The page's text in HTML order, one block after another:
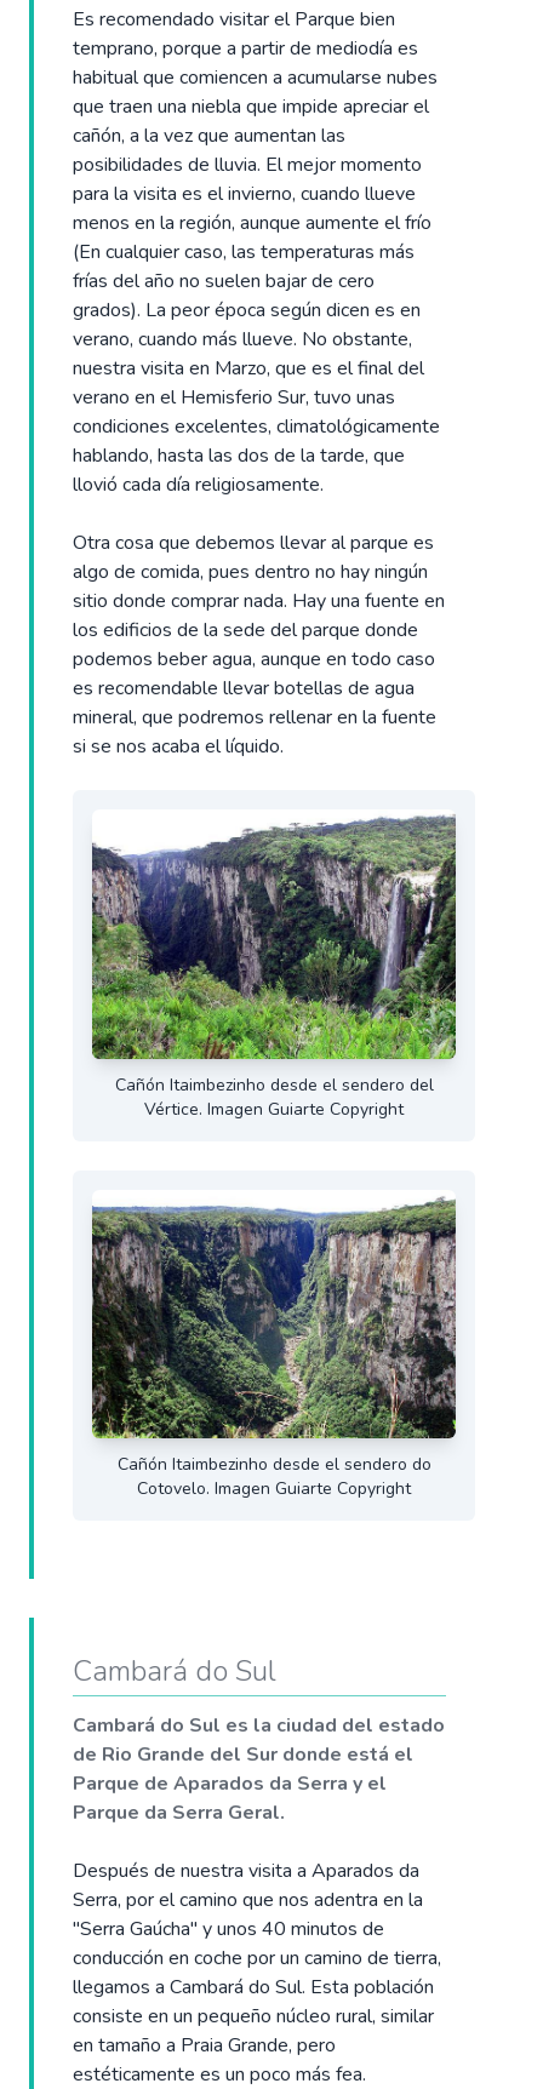
Es recomendado visitar el Parque bien
temprano, porque a partir de mediodía es
habitual que comiencen a acumularse nubes
que traen una niebla que impide apreciar el
cañón, a la vez que aumentan las
posibilidades de lluvia. El mejor momento
para la visita es el invierno, cuando llueve
menos en la región, aunque aumente el frío
(En cualquier caso, las temperaturas más
frías del año no suelen bajar de cero
grados). La peor época según dicen es en
verano, cuando más llueve. No obstante,
nuestra visita en Marzo, que es el final del
verano en el Hemisferio Sur, tuvo unas
condiciones excelentes, climatológicamente
hablando, hasta las dos de la tarde, que
llovió cada día religiosamente.
Otra cosa que debemos llevar al parque es
algo de comida, pues dentro no hay ningún
sitio donde comprar nada. Hay una fuente en
los edificios de la sede del parque donde
podemos beber agua, aunque en todo caso
es recomendable llevar botellas de agua
mineral, que podremos rellenar en la fuente
si se nos acaba el líquido.
Cañón Itaimbezinho desde el sendero del
Vértice. Imagen Guiarte Copyright
Cañón Itaimbezinho desde el sendero do
Cotovelo. Imagen Guiarte Copyright
Cambará do Sul
Cambará do Sul es la ciudad del estado
de Rio Grande del Sur donde está el
Parque de Aparados da Serra y el
Parque da Serra Geral.
Después de nuestra visita a Aparados da
Serra, por el camino que nos adentra en la
"Serra Gaúcha" y unos 40 minutos de
conducción en coche por un camino de tierra,
llegamos a Cambará do Sul. Esta población
consiste en un pequeño núcleo rural, similar
en tamaño a Praia Grande, pero
estéticamente es un poco más fea.